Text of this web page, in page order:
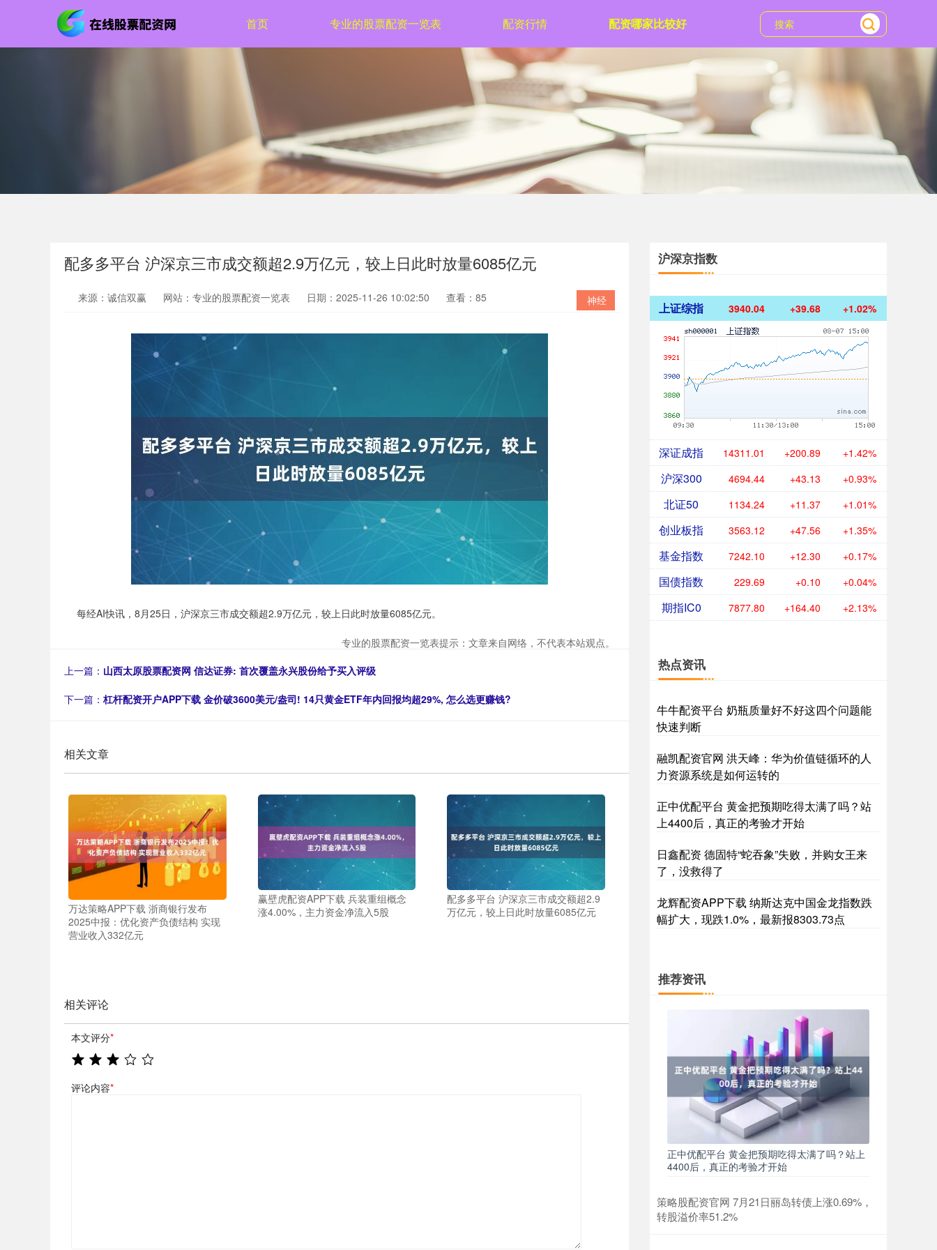
首页 专业的股票配资一览表 配资行情 配资哪家比较好
配多多平台 沪深京三市成交额超2.9万亿元，较上日此时放量6085亿元
神经
来源：诚信双赢 网站：专业的股票配资一览表 日期：2025-11-26 10:02:50 查看：85
每经AI快讯，8月25日，沪深京三市成交额超2.9万亿元，较上日此时放量6085亿元。
专业的股票配资一览表提示：文章来自网络，不代表本站观点。
上一篇： 山西太原股票配资网 信达证券: 首次覆盖永兴股份给予买入评级
下一篇： 杠杆配资开户APP下载 金价破3600美元/盎司! 14只黄金ETF年内回报均超29%, 怎么选更赚钱?
相关文章
万达策略APP下载 浙商银行发布
2025中报：优化资产负债结构 实现
营业收入332亿元
赢壁虎配资APP下载 兵装重组概念
涨4.00%，主力资金净流入5股
配多多平台 沪深京三市成交额超2.9
万亿元，较上日此时放量6085亿元
相关评论
本文评分*
评论内容*
沪深京指数
上证综指 3940.04 +39.68 +1.02%
深证成指 14311.01 +200.89 +1.42%
沪深300 4694.44 +43.13 +0.93%
北证50 1134.24 +11.37 +1.01%
创业板指 3563.12 +47.56 +1.35%
基金指数 7242.10 +12.30 +0.17%
国债指数 229.69 +0.10 +0.04%
期指IC0 7877.80 +164.40 +2.13%
热点资讯
牛牛配资平台 奶瓶质量好不好这四个问题能
快速判断
融凯配资官网 洪天峰：华为价值链循环的人
力资源系统是如何运转的
正中优配平台 黄金把预期吃得太满了吗？站
上4400后，真正的考验才开始
日鑫配资 德固特“蛇吞象”失败，并购女王来
了，没救得了
龙辉配资APP下载 纳斯达克中国金龙指数跌
幅扩大，现跌1.0%，最新报8303.73点
推荐资讯
正中优配平台 黄金把预期吃得太满了吗？站上
4400后，真正的考验才开始
策略股配资官网 7月21日丽岛转债上涨0.69%，
转股溢价率51.2%